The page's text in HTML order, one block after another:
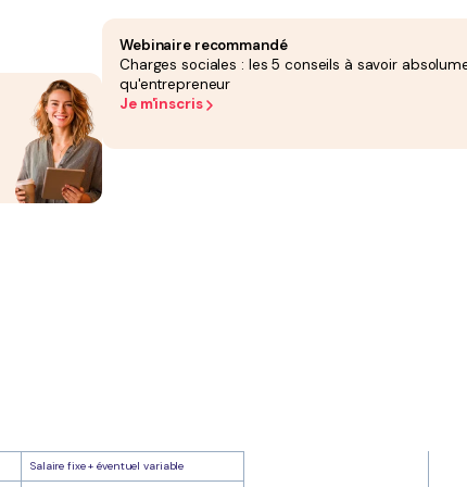
Webinaire recommandé
Charges sociales : les 5 conseils à savoir
qu'entrepreneur
Je m'inscris
de vente à aucun entrepreneur indépendant.
chaîne : approvisionnement, fixation des prix, merchandising (agencement des
sont des salariés du groupe, pas des franchisés.
existent, aussi bien au sein du réseau Action (en tant que salarié) que chez
création d'entreprise en franchise , il est utile de connaître les
des prix ultra-bas. Avec plus des deux tiers des références vendues à moins
libres de leurs décisions de gestion, rendrait ce contrôle impossible.
un client retrouve le même assortiment, les mêmes prix et la même
soit plus d'un par jour. Ce rythme serait freiné par la nécessité de recruter,
de candidats extérieurs.
les réseaux sociaux et le choix d'emplacements à forte fréquentation
maîtrise chaque euro dépensé dans la chaîne.
modèles. Voici un comparatif concret :
Salaire fixe + éventuel variable